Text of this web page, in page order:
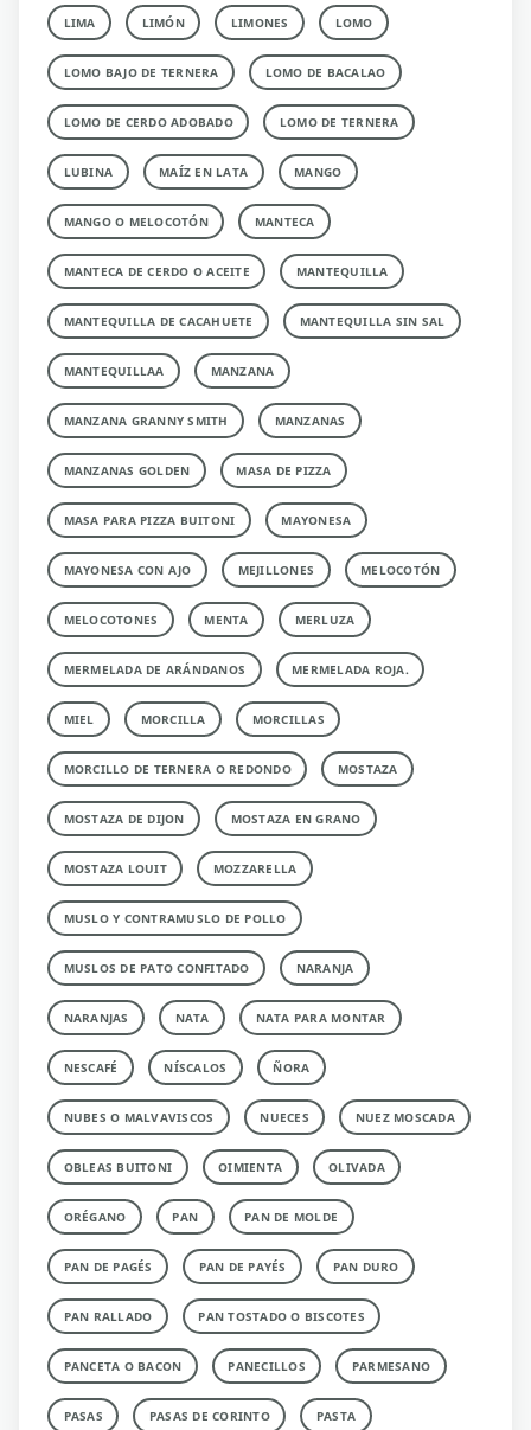
LIMA LIMÓN LIMONES LOMO
LOMO BAJO DE TERNERA LOMO DE BACALAO
LOMO DE CERDO ADOBADO LOMO DE TERNERA
LUBINA MAÍZ EN LATA MANGO
MANGO O MELOCOTÓN MANTECA
MANTECA DE CERDO O ACEITE MANTEQUILLA
MANTEQUILLA DE CACAHUETE MANTEQUILLA SIN SAL
MANTEQUILLAA MANZANA
MANZANA GRANNY SMITH MANZANAS
MANZANAS GOLDEN MASA DE PIZZA
MASA PARA PIZZA BUITONI MAYONESA
MAYONESA CON AJO MEJILLONES MELOCOTÓN
MELOCOTONES MENTA MERLUZA
MERMELADA DE ARÁNDANOS MERMELADA ROJA.
MIEL MORCILLA MORCILLAS
MORCILLO DE TERNERA O REDONDO MOSTAZA
MOSTAZA DE DIJON MOSTAZA EN GRANO
MOSTAZA LOUIT MOZZARELLA
MUSLO Y CONTRAMUSLO DE POLLO
MUSLOS DE PATO CONFITADO NARANJA
NARANJAS NATA NATA PARA MONTAR
NESCAFÉ NÍSCALOS ÑORA
NUBES O MALVAVISCOS NUECES NUEZ MOSCADA
OBLEAS BUITONI OIMIENTA OLIVADA
ORÉGANO PAN PAN DE MOLDE
PAN DE PAGÉS PAN DE PAYÉS PAN DURO
PAN RALLADO PAN TOSTADO O BISCOTES
PANCETA O BACON PANECILLOS PARMESANO
PASAS PASAS DE CORINTO PASTA